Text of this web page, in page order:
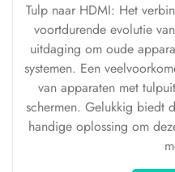
Tulp naar HDMI: Het
voortdurende evolutie
uitdaging om oude
systemen. Een
van apparaten met
schermen. Gelukkig biedt
handige oplossing om